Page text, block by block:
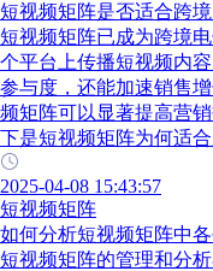
短视频矩阵是否适合跨
短视频矩阵已成为跨境
个平台上传播短视频内
参与度，还能加速销售
频矩阵可以显著提高营
下是短视频矩阵为何适
2025-04-08 15:43:57
短视频矩阵
如何分析短视频矩阵中
短视频矩阵的管理和分